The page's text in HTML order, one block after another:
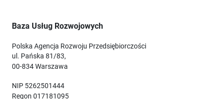
Baza Usług Rozwojowych
Polska Agencja Rozwoju Przedsiębiorczości
ul. Pańska 81/83,
00-834 Warszawa
NIP 5262501444
Regon 017181095